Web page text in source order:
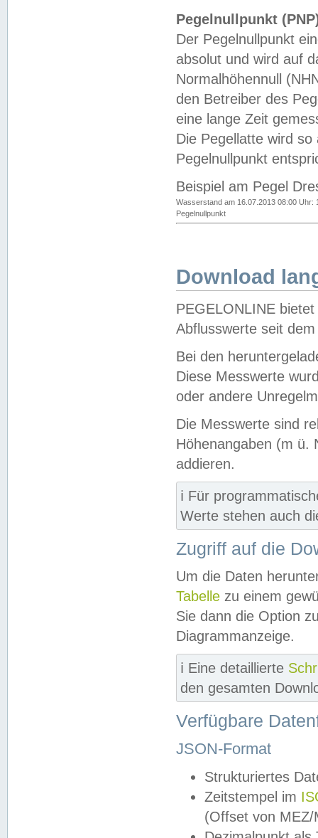
Pegelnullpunkt
Der Pegelnullpunkt
absolut und wird auf
Normalhöhennull
den Betreiber des
eine lange Zeit
Die Pegellatte wird
Pegelnullpunkt
Beispiel am Pegel
Wasserstand am 16.07.2013 08:00 Uhr:
Pegelnullpunkt
Download
PEGELONLINE
Abflusswerte seit
Bei den
Diese Messwerte
oder andere
Die Messwerte sind
Höhenangaben (m ü.
addieren.
ℹ️ Für
Werte stehen auch
Zugriff auf die
Um die Daten
Tabelle zu einem
Sie dann die Option
Diagrammanzeige.
ℹ️ Eine detaillierte
den gesamten
Verfügbare
JSON-Format
Strukturiertes
Zeitstempel im
(Offset von MEZ/